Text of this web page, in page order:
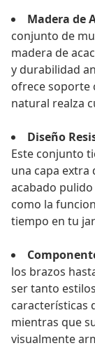
Madera de
conjunto de
madera de
y durabilidad
ofrece soporte
natural realza
Diseño
Este conjunto
una capa extra
acabado
como la
tiempo en tu
los brazos
ser tanto
características
mientras que
visualmente